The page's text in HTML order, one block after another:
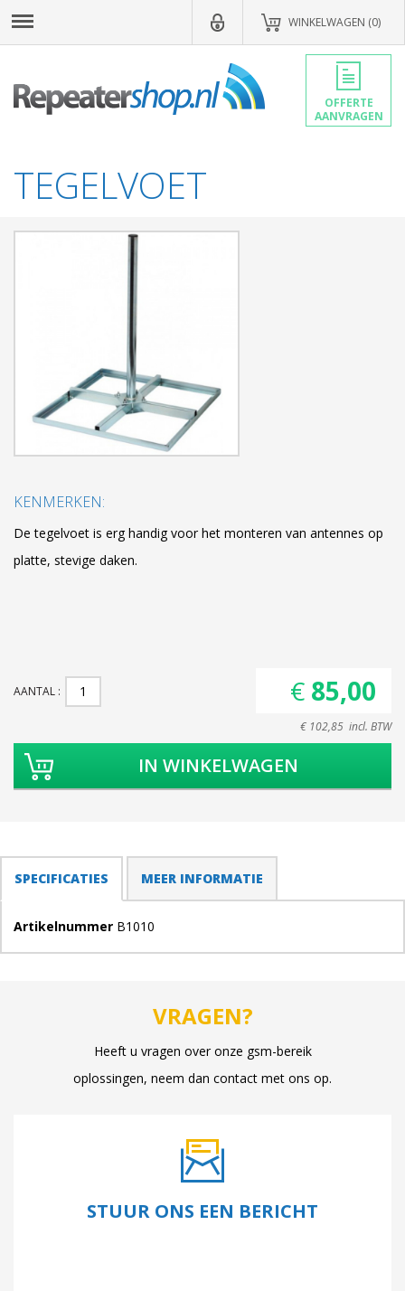
WINKELWAGEN (0)
OFFERTE
AANVRAGEN
TEGELVOET
KENMERKEN:
De tegelvoet is erg handig voor het monteren van antennes op
platte, stevige daken.
AANTAL € 85,00
€ 102,85 incl. BTW
SPECIFICATIES (ACTIEVE
TABBLAD)
MEER INFORMATIE
Artikelnummer B1010
VRAGEN?
Heeft u vragen over onze gsm-bereik
oplossingen, neem dan contact met ons op.
STUUR ONS EEN BERICHT